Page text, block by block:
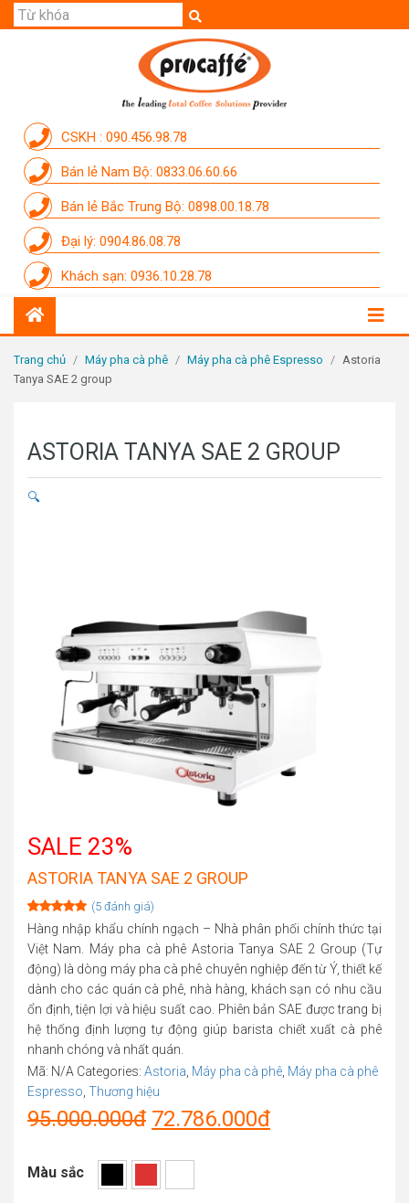
CSKH : 090.456.98.78
Bán lẻ Nam Bộ: 0833.06.60.66
Bán lẻ Bắc Trung Bộ: 0898.00.18.78
Đại lý: 0904.86.08.78
Khách sạn: 0936.10.28.78
DỊCH VỤ
CẨM NANG
THÀNH VIÊN PROCAFFE
KHUYẾN MÃI
SỰ KIỆN THƯƠNG HIỆU
LIÊN HỆ
Trang chủ / Máy pha cà phê / Máy pha cà phê Espresso / Astoria
Tanya SAE 2 group
ASTORIA TANYA SAE 2 GROUP
🔍
SALE 23%
ASTORIA TANYA SAE 2 GROUP
Rated 5.00
out of 5
based on
5
customer
ratings
(5đánh giá)
Hàng nhập khẩu chính ngạch – Nhà phân phối chính thức tại
Việt Nam. Máy pha cà phê Astoria Tanya SAE 2 Group (Tự
động) là dòng máy pha cà phê chuyên nghiệp đến từ Ý, thiết kế
dành cho các quán cà phê, nhà hàng, khách sạn có nhu cầu
ổn định, tiện lợi và hiệu suất cao. Phiên bản SAE được trang bị
hệ thống định lượng tự động giúp barista chiết xuất cà phê
nhanh chóng và nhất quán.
Mã: N/A Categories: Astoria Máy pha cà phê Máy pha cà phê
Espresso Thương hiệu
95.000.000đ Original
price
was:
72.786.000đCurrent
Màu sắc